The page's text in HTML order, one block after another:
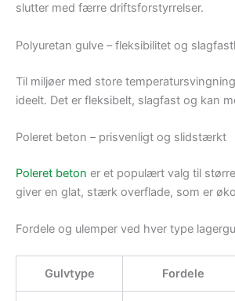
slutter med færre driftsforstyrrelser.
Polyuretan gulve – fleksibilitet og
Til miljøer med store
ideelt. Det er fleksibelt, slagfast og kan
Poleret beton – prisvenligt og slidstærkt
Poleret beton er et populært valg til
giver en glat, stærk overflade, som er
Fordele og ulemper ved hver type
Gulvtype Fordele